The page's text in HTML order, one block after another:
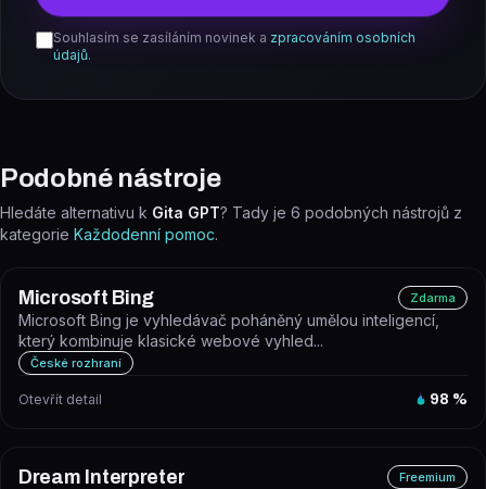
Souhlasím se zasíláním novinek a zpracováním osobních
údajů.
Podobné nástroje
Hledáte alternativu k Gita GPT? Tady je 6 podobných nástrojů z
kategorie Každodenní pomoc.
Microsoft Bing Zdarma
Microsoft Bing je vyhledávač poháněný umělou inteligencí,
který kombinuje klasické webové vyhled...
České rozhraní
Otevřít detail 98 %
Dream Interpreter Freemium